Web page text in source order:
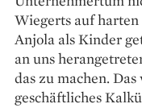
Wiegerts auf harten
Anjola als Kinder
an uns
das zu machen.
geschäftliches